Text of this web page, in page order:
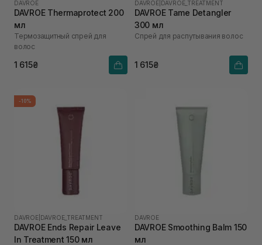
DAVROE
DAVROE Thermaprotect 200
мл
Термозащитный спрей для
волос
1 615₴
DAVROE DAVROE_TREATMENT
DAVROE Tame Detangler
300 мл
Спрей для распутывания волос
1 615₴
-10%
DAVROE DAVROE_TREATMENT
DAVROE Ends Repair Leave
In Treatment 150 мл
DAVROE
DAVROE Smoothing Balm 150
мл